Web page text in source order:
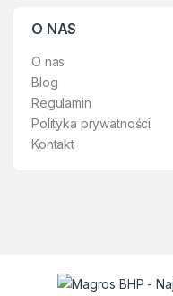
O NAS
O nas
Blog
Regulamin
Polityka prywatności
Kontakt